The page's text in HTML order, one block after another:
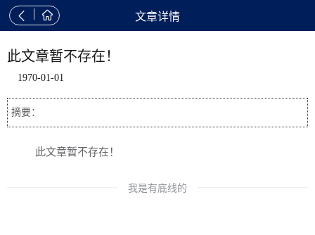
  文章详情
此文章暂不存在！
1970-01-01
摘要：
此文章暂不存在！
我是有底线的